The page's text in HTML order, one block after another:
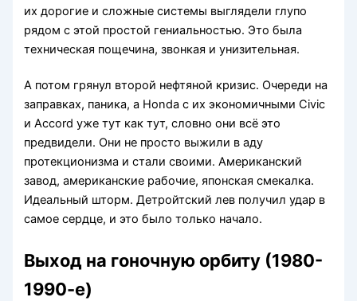
их дорогие и сложные системы выглядели глупо
рядом с этой простой гениальностью. Это была
техническая пощечина, звонкая и унизительная.
А потом грянул второй нефтяной кризис. Очереди на
заправках, паника, а Honda с их экономичными Civic
и Accord уже тут как тут, словно они всё это
предвидели. Они не просто выжили в аду
протекционизма и стали своими. Американский
завод, американские рабочие, японская смекалка.
Идеальный шторм. Детройтский лев получил удар в
самое сердце, и это было только начало.
Выход на гоночную орбиту (1980-
1990-е)